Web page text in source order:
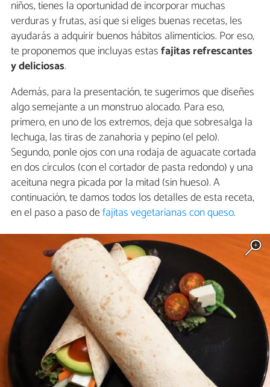
niños, tienes la oportunidad de incorporar muchas
verduras y frutas, así que si eliges buenas recetas, les
ayudarás a adquirir buenos hábitos alimenticios. Por eso,
te proponemos que incluyas estasfajitas refrescantes
y deliciosas.
Además, para la presentación, te sugerimos que diseñes
algo semejante a un monstruo alocado. Para eso,
primero, en uno de los extremos, deja que sobresalga la
lechuga, las tiras de zanahoria y pepino (el pelo).
Segundo, ponle ojos con una rodaja de aguacate cortada
en dos círculos (con el cortador de pasta redondo) y una
aceituna negra picada por la mitad (sin hueso). A
continuación, te damos todos los detalles de esta receta,
en el paso a paso defajitas vegetarianas con queso.